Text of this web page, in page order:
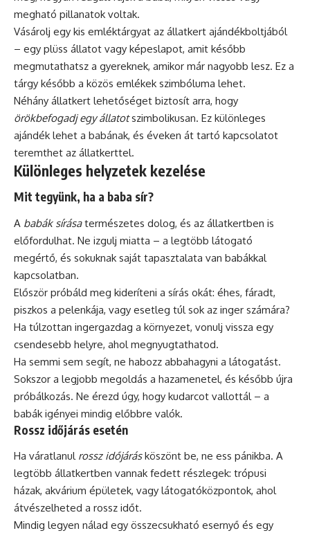
megható pillanatok voltak.
Vásárolj egy kis emléktárgyat az állatkert ajándékboltjából
– egy plüss állatot vagy képeslapot, amit később
megmutathatsz a gyereknek, amikor már nagyobb lesz. Ez a
tárgy később a közös emlékek szimbóluma lehet.
Néhány állatkert lehetőséget biztosít arra, hogy
örökbefogadj egy állatotszimbolikusan. Ez különleges
ajándék lehet a babának, és éveken át tartó kapcsolatot
teremthet az állatkerttel.
Különleges helyzetek kezelése
Mit tegyünk, ha a baba sír?
A babák sírásatermészetes dolog, és az állatkertben is
előfordulhat. Ne izgulj miatta – a legtöbb látogató
megértő, és sokuknak saját tapasztalata van babákkal
kapcsolatban.
Először próbáld meg kideríteni a sírás okát: éhes, fáradt,
piszkos a pelenkája, vagy esetleg túl sok az inger számára?
Ha túlzottan ingergazdag a környezet, vonulj vissza egy
csendesebb helyre, ahol megnyugtathatod.
Ha semmi sem segít, ne habozz abbahagyni a látogatást.
Sokszor a legjobb megoldás a hazamenetel, és később újra
próbálkozás. Ne érezd úgy, hogy kudarcot vallottál – a
babák igényei mindig előbbre valók.
Rossz időjárás esetén
Ha váratlanul rossz időjárásköszönt be, ne ess pánikba. A
legtöbb állatkertben vannak fedett részlegek: trópusi
házak, akvárium épületek, vagy látogatóközpontok, ahol
átvészelheted a rossz időt.
Mindig legyen nálad egy összecsukható esernyő és egy